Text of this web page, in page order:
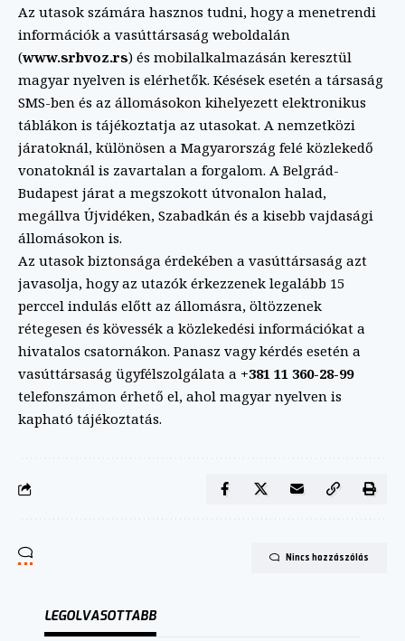
Az utasok számára hasznos tudni, hogy a menetrendi
információk a vasúttársaság weboldalán
(www.srbvoz.rs) és mobilalkalmazásán keresztül
magyar nyelven is elérhetők. Késések esetén a társaság
SMS-ben és az állomásokon kihelyezett elektronikus
táblákon is tájékoztatja az utasokat. A nemzetközi
járatoknál, különösen a Magyarország felé közlekedő
vonatoknál is zavartalan a forgalom. A Belgrád-
Budapest járat a megszokott útvonalon halad,
megállva Újvidéken, Szabadkán és a kisebb vajdasági
állomásokon is.
Az utasok biztonsága érdekében a vasúttársaság azt
javasolja, hogy az utazók érkezzenek legalább 15
perccel indulás előtt az állomásra, öltözzenek
rétegesen és kövessék a közlekedési információkat a
hivatalos csatornákon. Panasz vagy kérdés esetén a
vasúttársaság ügyfélszolgálata a +381 11 360-28-99
telefonszámon érhető el, ahol magyar nyelven is
kapható tájékoztatás.
Nincs hozzászólás
LEGOLVASOTTABB